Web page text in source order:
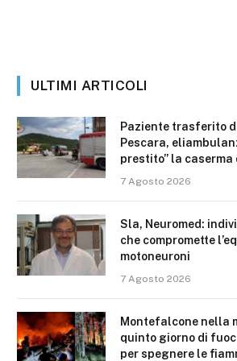
ULTIMI ARTICOLI
Paziente trasferito
Pescara,
prestito” la
7 Agosto 2026
Sla, Neuromed:
che compromette
motoneuroni
7 Agosto 2026
Montefalcone nella
quinto giorno di
per spegnere le